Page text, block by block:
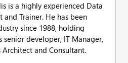
is a highly experienced Data
and Trainer. He has been
since 1988, holding
senior developer, IT Manager,
and Consultant.